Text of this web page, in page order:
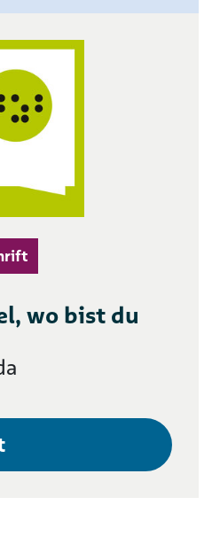
wo bist du